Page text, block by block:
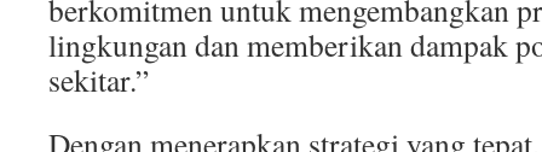
berkomitmen untuk mengembangkan
lingkungan dan memberikan dampak
sekitar.”
Dengan menerapkan strategi yang